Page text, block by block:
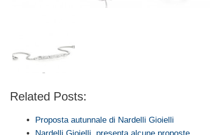
Related Posts:
Proposta autunnale di Nardelli Gioielli